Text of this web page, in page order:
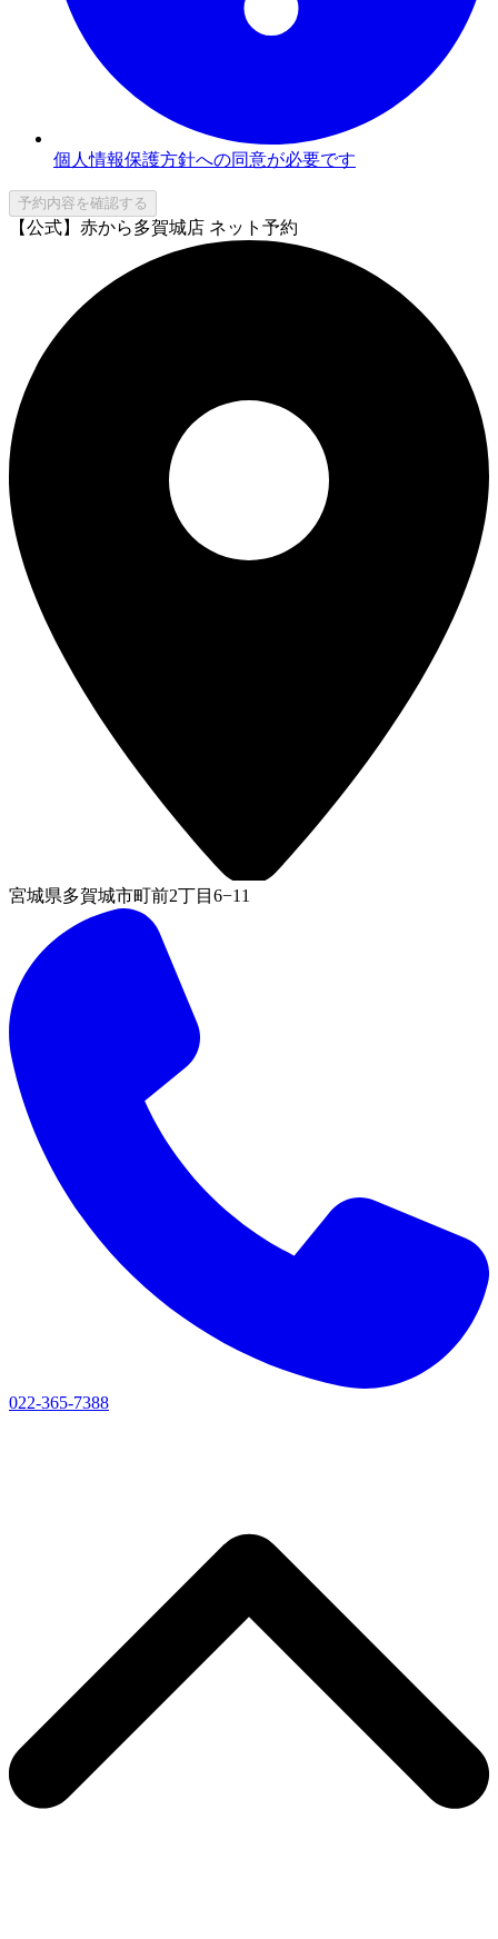
個人情報保護方針への同意が必要です
予約内容を確認する
【公式】赤から多賀城店 ネット予約
宮城県多賀城市町前2丁目6−11
022-365-7388